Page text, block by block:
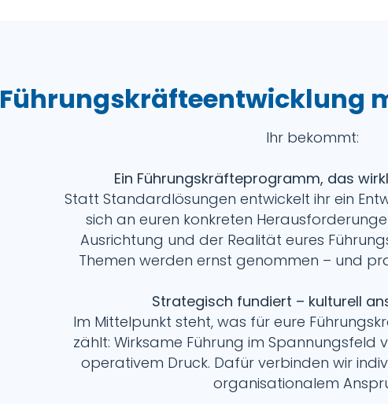
Führungskräfteentwicklung
Ihr bekommt:
Ein Führungskräfteprogramm, das
Statt Standardlösungen entwickelt ihr ein
sich an euren konkreten
Ausrichtung und der Realität eures
Themen werden ernst genommen – und
Strategisch fundiert – kulturell
Im Mittelpunkt steht, was für eure
zählt: Wirksame Führung im Spannungsfeld
operativem Druck. Dafür verbinden wir
organisationalem